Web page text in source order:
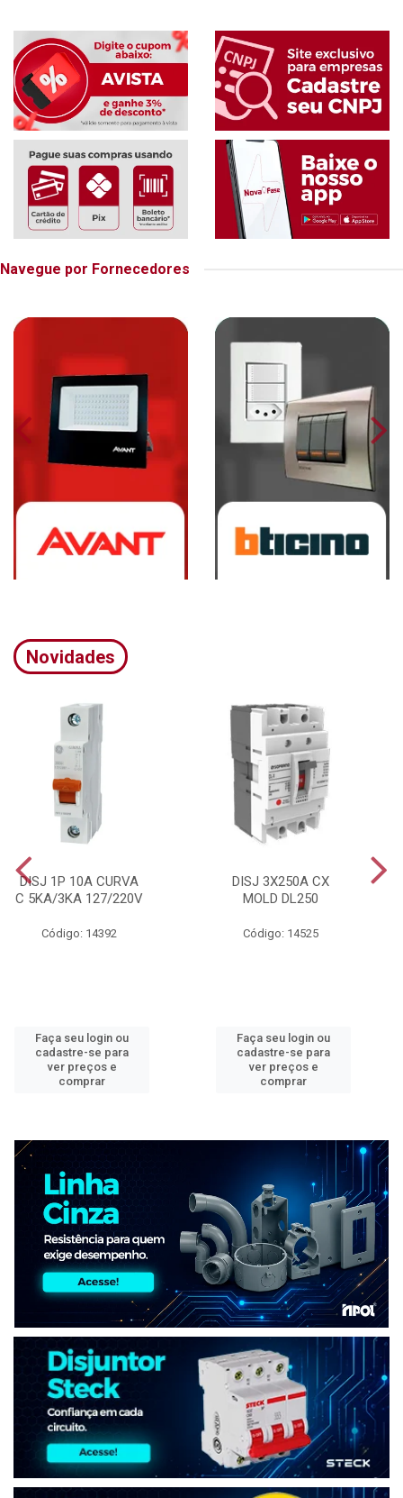
Navegue por Fornecedores
Novidades
DISJ 1P 10A CURVA
C 5KA/3KA 127/220V
Código: 14392
Faça seu login ou
cadastre-se para
ver preços e
comprar
DISJ 3X250A CX
MOLD DL250
Código: 14525
Faça seu login ou
cadastre-se para
ver preços e
comprar